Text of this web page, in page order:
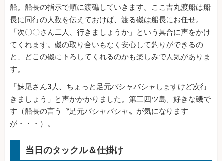
船。船長の指示で順に渡礁していきます。ここ吉丸渡船は船
長に同行の人数を伝えておけば、渡る磯は船長にお任せ。
「次〇〇さん二人、行きましょうか」という具合に声をかけ
てくれます。磯の取り合いもなく安心して釣りができるの
と、どこの磯に下ろしてくれるのかも楽しみで人気がありま
す。
「妹尾さん3人、ちょっと足元バシャバシャしますけど次行
きましょう」と声かかかりました。第三四ツ島。好きな磯で
す（船長の言う〝足元バシャバシャ〟が気になります
が・・・）。
当日のタックル＆仕掛け